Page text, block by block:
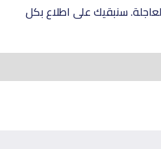
سنبقيك على اطلاع بكل